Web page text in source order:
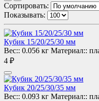
фиксаторами. Оно
условиям. Обычно на 1
элементов,
Типы
Вертикальные
или круглой
Сортировать:
Показывать:
Кубик 15/20/25/30 мм
Вес:: 0.056 кг Материал::
4 ₽
Кубик 20/25/30/35 мм
Вес:: 0.093 кг Материал::